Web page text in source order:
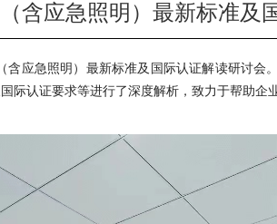
含应急照明）最新标准及
应急照明）最新标准及国际认证解读研讨会
际认证要求等进行了深度解析，致力于帮助企